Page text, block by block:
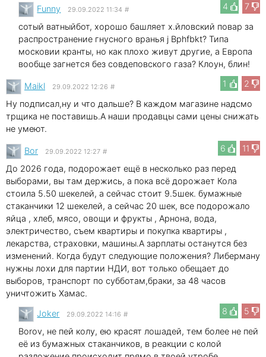
4
7
Funny 29.09.2022 11:34 #
сотый ватныйбот, хорошо башляет х.йловский повар за
распространение гнусного вранья j Bphfbkt? Типа
московии кранты, но как плохо живут другие, а Европа
вообще загнется без совдеповского газа? Клоун, блин!
1
2
Maikl 29.09.2022 12:26 #
Ну подписал,ну и что дальше? В каждом магазине надсмо
трщика не поставишь.А наши продавцы сами цены снижать
не умеют.
6
11
Bor 29.09.2022 12:27 #
До 2026 года, подорожает ещё в несколько раз перед
выборами, вы там держись, а пока всё дорожает Кола
стоила 5.50 шекелей, а сейчас стоит 9.5шек. бумажные
стаканчики 12 шекелей, а сейчас 20 шек, все подорожало
яйца , хлеб, мясо, овощи и фрукты , Арнона, вода,
электричество, съем квартиры и покупка квартиры ,
лекарства, страховки, машины.А зарплаты останутся без
изменений. Когда будут следующие положения? Либерману
нужны лохи для партии НДИ, вот только обещает до
выборов, транспорт по субботам,браки, за 48 часов
уничтожить Хамас.
8
5
Joker 29.09.2022 14:16 #
Borov, не пей колу, ею красят лошадей, тем более не пей
её из бумажных стаканчиков, в реакции с колой